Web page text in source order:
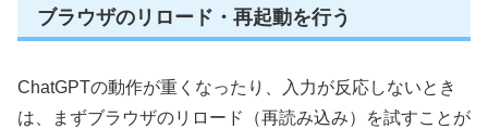
ブラウザのリロード・再起動を行う
ChatGPTの動作が重くなったり、入力が反応しないとき
は、まずブラウザのリロード（再読み込み）を試すことが